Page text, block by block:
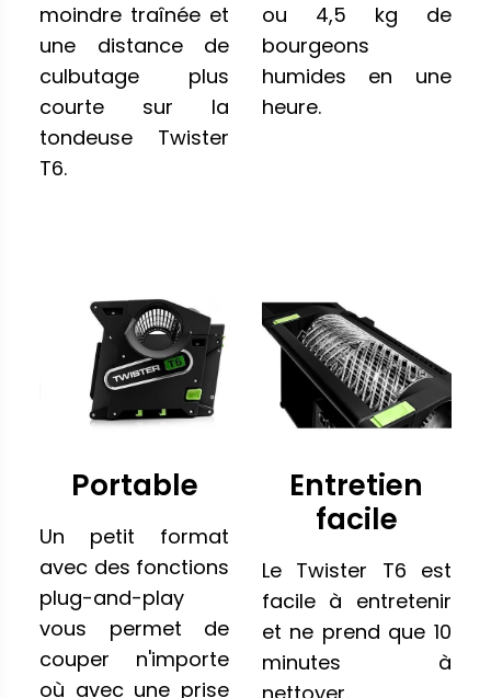
moindre traînée et
une distance de
culbutage plus
courte sur la
tondeuse Twister
T6.
ou 4,5 kg de
bourgeons
humides en une
heure.
Portable
Un petit format
avec des fonctions
plug-and-play
vous permet de
couper n'importe
où avec une prise
Entretien
facile
Le Twister T6 est
facile à entretenir
et ne prend que 10
minutes à